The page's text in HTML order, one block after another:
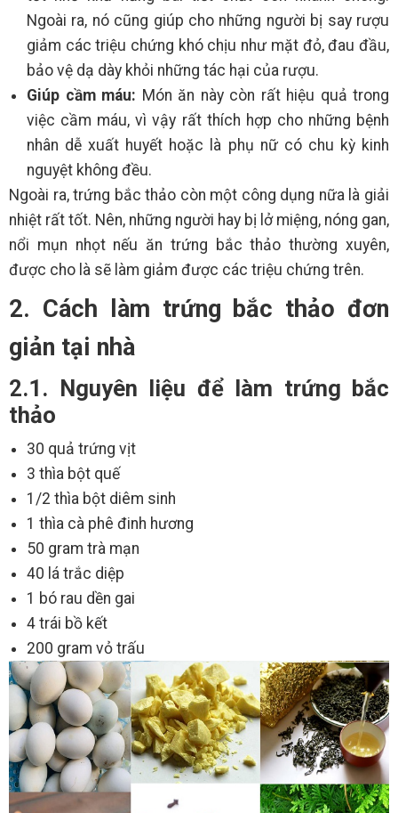
Ngoài ra, nó cũng giúp cho những người bị say rượu
giảm các triệu chứng khó chịu như mặt đỏ, đau đầu,
bảo vệ dạ dày khỏi những tác hại của rượu.
Giúp cầm máu: Món ăn này còn rất hiệu quả trong
việc cầm máu, vì vậy rất thích hợp cho những bệnh
nhân dễ xuất huyết hoặc là phụ nữ có chu kỳ kinh
nguyệt không đều.
Ngoài ra, trứng bắc thảo còn một công dụng nữa là giải
nhiệt rất tốt. Nên, những người hay bị lở miệng, nóng gan,
nổi mụn nhọt nếu ăn trứng bắc thảo thường xuyên,
được cho là sẽ làm giảm được các triệu chứng trên.
2. Cách làm trứng bắc thảo đơn
giản tại nhà
2.1. Nguyên liệu để làm trứng bắc
thảo
30 quả trứng vịt
3 thìa bột quế
1/2 thìa bột diêm sinh
1 thìa cà phê đinh hương
50 gram trà mạn
40 lá trắc diệp
1 bó rau dền gai
4 trái bồ kết
200 gram vỏ trấu